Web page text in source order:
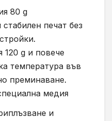
80 g
печат без
120 g и повече
температура във
преминаване.
медия
и